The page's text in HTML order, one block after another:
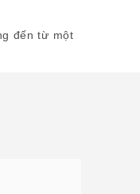
đến từ một